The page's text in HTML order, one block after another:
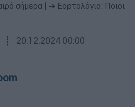
σήμερα
➔ Εορτολόγιο: Ποιοι
┋ 20.12.2024 00:00